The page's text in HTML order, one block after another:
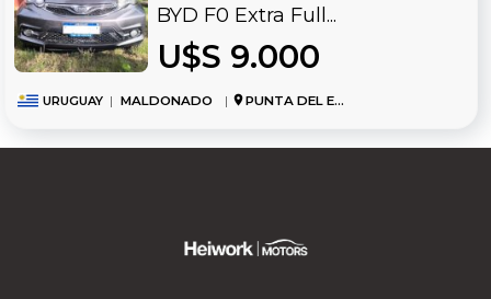
BYD F0 Extra Full...
U$S 9.000
URUGUAY | MALDONADO | PUNTA DEL ESTE